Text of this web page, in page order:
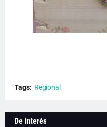
Tags: Regional
De interés